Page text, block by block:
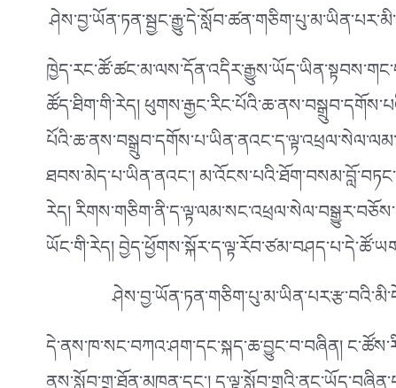
ཚོད་ཐིག་གི་རེད།
ཐབས་མེད་པ་ཡིན་ནའང༌།
རེད།
ཡོང་གི་རེད།
དེ་ནས་ཁ་སང་བཀའ་ཤག་དང་སྐད་ཆ་བྱུང་བ་བཞིན།